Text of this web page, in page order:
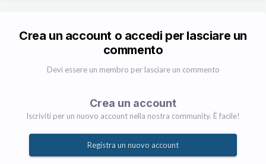
Crea un account o accedi per lasciare un
commento
Devi essere un membro per lasciare un commento
Crea un account
Iscriviti per un nuovo account nella nostra community. È facile!
Registra un nuovo account